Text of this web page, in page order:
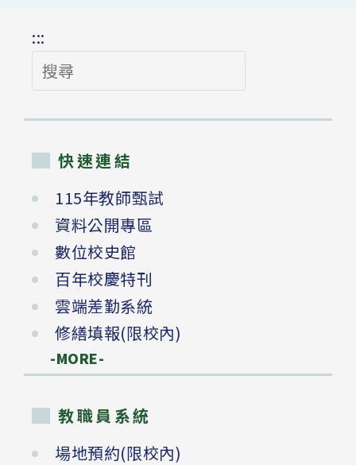
:::
搜
尋
快速連結
115年教師甄試
資料公開專區
數位校史館
百年校慶特刊
雲端差勤系統
修繕填報(限校內)
-MORE-
教職員系統
場地預約(限校內)